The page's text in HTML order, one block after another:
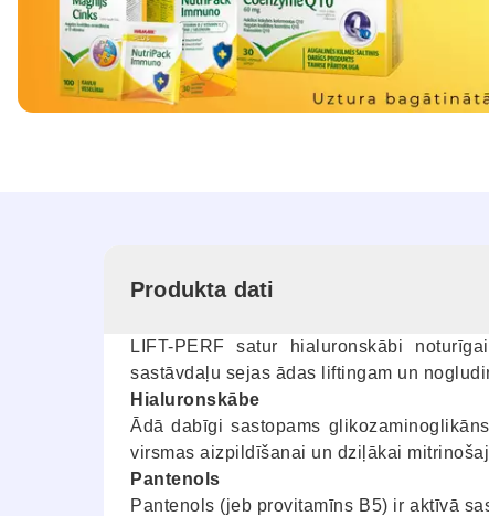
Produkta dati
LIFT-PERF satur hialuronskābi
sastāvdaļu sejas ādas liftingam un
Hialuronskābe
Ādā dabīgi sastopams
virsmas aizpildīšanai un dziļākai
Pantenols
Pantenols (jeb provitamīns B5) ir aktīvā